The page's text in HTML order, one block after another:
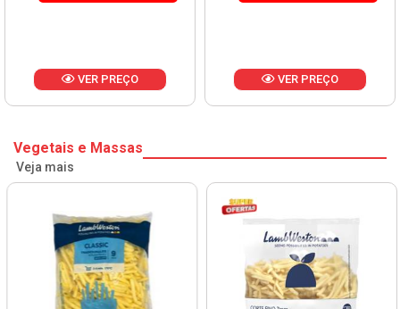
VER PREÇO VER PREÇO
Vegetais e Massas
Veja mais